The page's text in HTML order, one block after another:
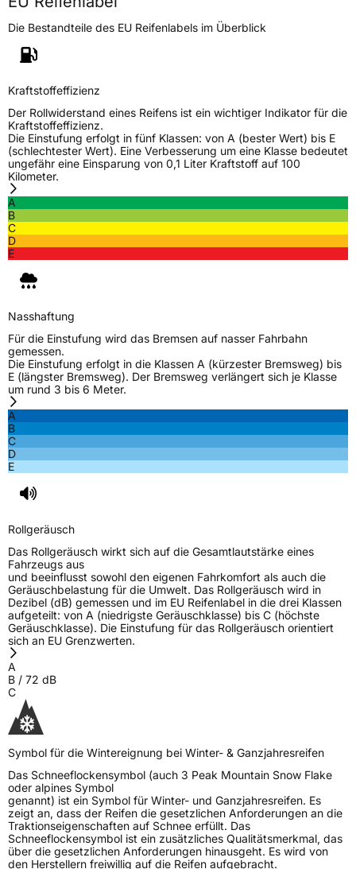
EU Label
Nasshaftung B
Rollgeräusch (Klasse)B
Rollgeräusch (dB)
FahrzeugklasseC1
3PMSF / Schneeflockensymbol / Alpine-SymbolJa
EPREL ID
Allgemeine Produktsicherheit (GPSR)
Herstellerkontakt Hankook Tire Europe GmbH, Siemensstr. 14
D-63263 Neu-Isenburg Deutschland,
20000990@hankooktire.com
Die Bestandteile des EU Reifenlabels im Überblick
Kraftstoffeffizienz
Der Rollwiderstand eines Reifens ist ein wichtiger Indikator für die
Kraftstoffeffizienz.
Die Einstufung erfolgt in fünf Klassen: von A (bester Wert) bis E
(schlechtester Wert). Eine Verbesserung um eine Klasse bedeutet
ungefähr eine Einsparung von 0,1 Liter Kraftstoff auf 100
Kilometer.
A
B
C
D
E
Nasshaftung
Für die Einstufung wird das Bremsen auf nasser Fahrbahn
gemessen.
Die Einstufung erfolgt in die Klassen A (kürzester Bremsweg) bis
E (längster Bremsweg). Der Bremsweg verlängert sich je Klasse
um rund 3 bis 6 Meter.
A
B
C
D
E
Rollgeräusch
Das Rollgeräusch wirkt sich auf die Gesamtlautstärke eines
Fahrzeugs aus
und beeinflusst sowohl den eigenen Fahrkomfort als auch die
Geräuschbelastung für die Umwelt. Das Rollgeräusch wird in
Dezibel (dB) gemessen und im EU Reifenlabel in die drei Klassen
aufgeteilt: von A (niedrigste Geräuschklasse) bis C (höchste
Geräuschklasse). Die Einstufung für das Rollgeräusch orientiert
sich an EU Grenzwerten.
A
B / 72 dB
C
Symbol für die Wintereignung bei Winter- & Ganzjahresreifen
Das Schneeflockensymbol (auch 3 Peak Mountain Snow Flake
oder alpines Symbol
genannt) ist ein Symbol für Winter- und Ganzjahresreifen. Es
zeigt an, dass der Reifen die gesetzlichen Anforderungen an die
Traktionseigenschaften auf Schnee erfüllt. Das
Schneeflockensymbol ist ein zusätzliches Qualitätsmerkmal, das
über die gesetzlichen Anforderungen hinausgeht. Es wird von
den Herstellern freiwillig auf die Reifen aufgebracht.